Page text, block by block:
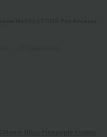
Matrix ETHOS Pro Accessory
Ultra Pineapple Essence